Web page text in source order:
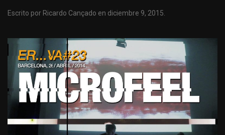
Escrito por Ricardo Cançado en diciembre 9, 2015